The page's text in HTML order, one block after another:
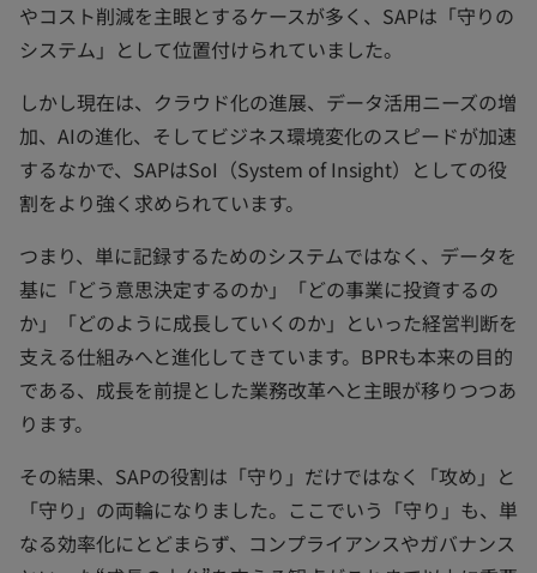
やコスト削減を主眼とするケースが多く、SAPは「守りの
システム」として位置付けられていました。
しかし現在は、クラウド化の進展、データ活用ニーズの増
加、AIの進化、そしてビジネス環境変化のスピードが加速
するなかで、SAPはSoI（System of Insight）としての役
割をより強く求められています。
つまり、単に記録するためのシステムではなく、データを
基に「どう意思決定するのか」「どの事業に投資するの
か」「どのように成長していくのか」といった経営判断を
支える仕組みへと進化してきています。BPRも本来の目的
である、成長を前提とした業務改革へと主眼が移りつつあ
ります。
その結果、SAPの役割は「守り」だけではなく「攻め」と
「守り」の両輪になりました。ここでいう「守り」も、単
なる効率化にとどまらず、コンプライアンスやガバナンス